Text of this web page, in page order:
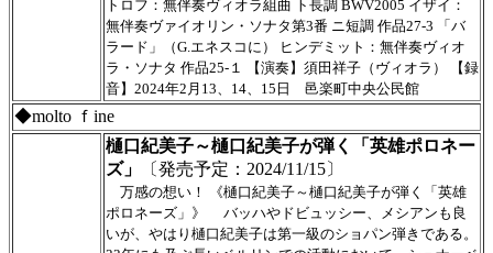
トロフ：無伴奏ヴィオラ組曲 ト長調 BWV2005 イザイ：
無伴奏ヴァイオリン・ソナタ第3番 ニ短調 作品27-3 「バ
ラード」（G.エネスコに） ヒンデミット：無伴奏ヴィオ
ラ・ソナタ 作品25-１ 【演奏】須田祥子（ヴィオラ） 【録
音】2024年2月13、14、15日 邑楽町中央公民館
◆molto ｆine
樋口紀美子～樋口紀美子が弾く「英雄ポロネー
ズ」
〔発売予定：2024/11/15〕
万感の想い！ 《樋口紀美子～樋口紀美子が弾く「英雄
ポロネーズ」》 バッハやドビュッシー、メシアンも良
いが、やはり樋口紀美子は第一級のショパン弾きである。